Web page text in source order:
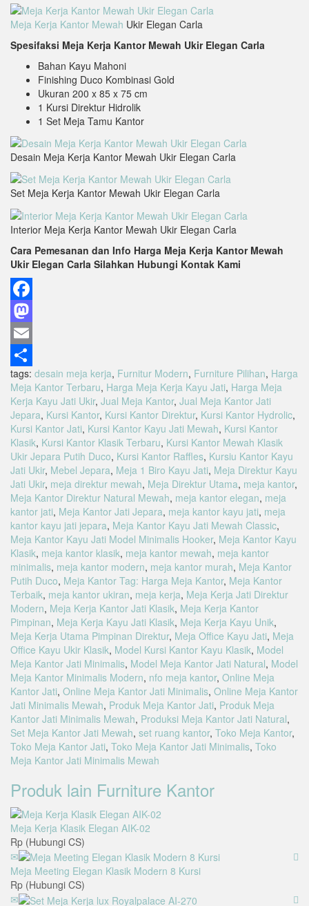
Meja Kerja Kantor Mewah Ukir Elegan Carla
Spesifaksi Meja Kerja Kantor Mewah Ukir Elegan Carla
Bahan Kayu Mahoni
Finishing Duco Kombinasi Gold
Ukuran 200 x 85 x 75 cm
1 Kursi Direktur Hidrolik
1 Set Meja Tamu Kantor
Desain Meja Kerja Kantor Mewah Ukir Elegan Carla
Set Meja Kerja Kantor Mewah Ukir Elegan Carla
Interior Meja Kerja Kantor Mewah Ukir Elegan Carla
Cara Pemesanan dan Info Harga Meja Kerja Kantor Mewah
Ukir Elegan Carla Silahkan Hubungi Kontak Kami
Facebook
Mastodon
Email
Share
tags: desain meja kerja, Furnitur Modern, Furniture Pilihan, Harga
Meja Kantor Terbaru, Harga Meja Kerja Kayu Jati, Harga Meja
Kerja Kayu Jati Ukir, Jual Meja Kantor, Jual Meja Kantor Jati
Jepara, Kursi Kantor, Kursi Kantor Direktur, Kursi Kantor Hydrolic,
Kursi Kantor Jati, Kursi Kantor Kayu Jati Mewah, Kursi Kantor
Klasik, Kursi Kantor Klasik Terbaru, Kursi Kantor Mewah Klasik
Ukir Jepara Putih Duco, Kursi Kantor Raffles, Kursiu Kantor Kayu
Jati Ukir, Mebel Jepara, Meja 1 Biro Kayu Jati, Meja Direktur Kayu
Jati Ukir, meja direktur mewah, Meja Direktur Utama, meja kantor,
Meja Kantor Direktur Natural Mewah, meja kantor elegan, meja
kantor jati, Meja Kantor Jati Jepara, meja kantor kayu jati, meja
kantor kayu jati jepara, Meja Kantor Kayu Jati Mewah Classic,
Meja Kantor Kayu Jati Model Minimalis Hooker, Meja Kantor Kayu
Klasik, meja kantor klasik, meja kantor mewah, meja kantor
minimalis, meja kantor modern, meja kantor murah, Meja Kantor
Putih Duco, Meja Kantor Tag: Harga Meja Kantor, Meja Kantor
Terbaik, meja kantor ukiran, meja kerja, Meja Kerja Jati Direktur
Modern, Meja Kerja Kantor Jati Klasik, Meja Kerja Kantor
Pimpinan, Meja Kerja Kayu Jati Klasik, Meja Kerja Kayu Unik,
Meja Kerja Utama Pimpinan Direktur, Meja Office Kayu Jati, Meja
Office Kayu Ukir Klasik, Model Kursi Kantor Kayu Klasik, Model
Meja Kantor Jati Minimalis, Model Meja Kantor Jati Natural, Model
Meja Kantor Minimalis Modern, nfo meja kantor, Online Meja
Kantor Jati, Online Meja Kantor Jati Minimalis, Online Meja Kantor
Jati Minimalis Mewah, Produk Meja Kantor Jati, Produk Meja
Kantor Jati Minimalis Mewah, Produksi Meja Kantor Jati Natural,
Set Meja Kantor Jati Mewah, set ruang kantor, Toko Meja Kantor,
Toko Meja Kantor Jati, Toko Meja Kantor Jati Minimalis, Toko
Meja Kantor Jati Minimalis Mewah
Produk lain Furniture Kantor
Meja Kerja Klasik Elegan AIK-02
Rp (Hubungi CS)
Meja Meeting Elegan Klasik Modern 8 Kursi
Rp (Hubungi CS)